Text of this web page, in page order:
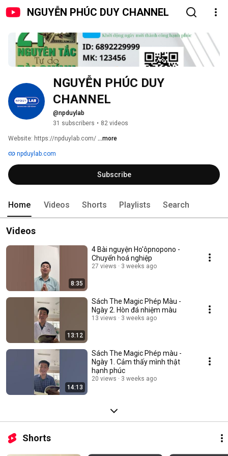
NGUYỄN PHÚC DUY CHANNEL
NGUYỄN PHÚC DUY
CHANNEL
@npduylab
31 subscribers • 82 videos
Website: https://npduylab.com/ ...more
npduylab.com
Subscribe
Home Videos Shorts Playlists Search
Videos
8:35
4 Bài nguyện Ho'ôpnopono -
Chuyển hoá nghiệp
27 views 3 weeks ago
13:12
Sách The Magic Phép Màu -
Ngày 2. Hòn đá nhiệm màu
13 views 3 weeks ago
14:13
Sách The Magic Phép màu -
Ngày 1. Cảm thấy mình thật
hạnh phúc
20 views 3 weeks ago
Shorts